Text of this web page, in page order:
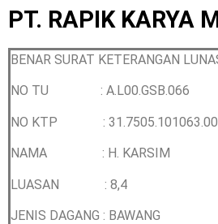
PT. RAPIK KARYA
BENAR SURAT KETERANGAN
NO TU : A.L00.GSB.066
NO KTP :
NAMA : H. KARSIM
LUASAN : 8,4
JENIS DAGANG : BAWANG